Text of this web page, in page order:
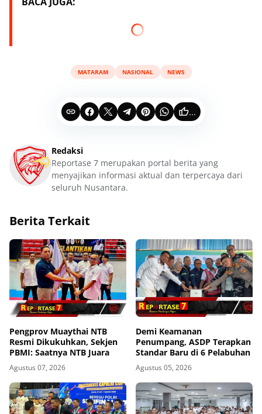
MATARAM NASIONAL NEWS
...
Redaksi
Reportase 7 merupakan portal berita yang
menyajikan informasi aktual dan terpercaya dari
seluruh Nusantara.
Berita Terkait
Pengprov Muaythai NTB
Resmi Dikukuhkan, Sekjen
PBMI: Saatnya NTB Juara
Agustus 07, 2026
Demi Keamanan
Penumpang, ASDP Terapkan
Standar Baru di 6 Pelabuhan
Agustus 05, 2026